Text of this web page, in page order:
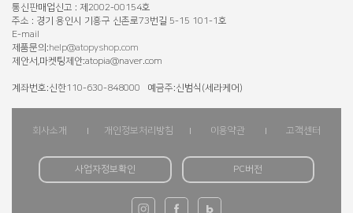
통신판매업신고 : 제2002-00154호
주소 : 경기 용인시 기흥구 신촌로73번길 5-15 101-1호
E-mail
제품문의:help@atopyshop.com
제안서,마켓팅제안:atopia@naver.com
계좌번호:신한110-630-848000 예금주:신범식(세라케어)
회사소개 개인정보처리방침 이용약관 고객센터
사업자정보확인 PC버전